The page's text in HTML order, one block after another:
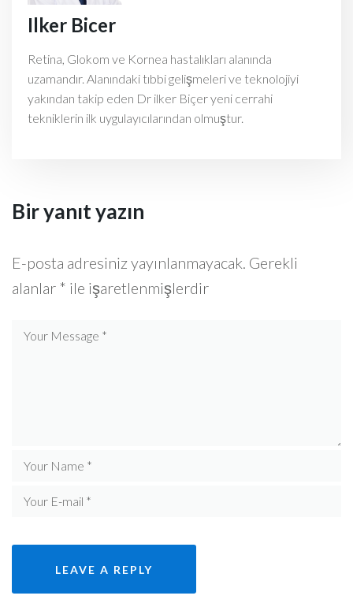
Ilker Bicer
Retina, Glokom ve Kornea hastalıkları alanında
uzamandır. Alanındaki tıbbi gelişmeleri ve teknolojiyi
yakından takip eden Dr ilker Biçer yeni cerrahi
tekniklerin ilk uygulayıcılarından olmuştur.
Bir yanıt yazın
E-posta adresiniz yayınlanmayacak. Gerekli
alanlar * ile işaretlenmişlerdir